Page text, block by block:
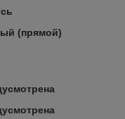
(прямой)